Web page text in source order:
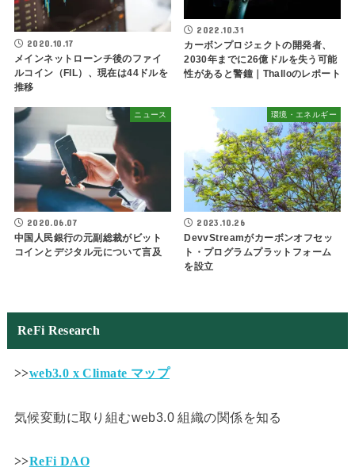
2020.10.17
メインネットローンチ後のファイ
ルコイン（FIL）、現在は44ドルを
推移
2022.10.31
カーボンプロジェクトの開発者、
2030年までに26億ドルを失う可能
性があると警鐘｜Thalloのレポート
ニュース
2020.06.07
中国人民銀行の元副総裁がビット
コインとデジタル元について言及
環境・エネルギー
2023.10.26
DevvStreamがカーボンオフセッ
ト・プログラムプラットフォーム
を設立
ReFi Research
>>web3.0 x Climate マップ
気候変動に取り組むweb3.0 組織の関係を知る
>>ReFi DAO